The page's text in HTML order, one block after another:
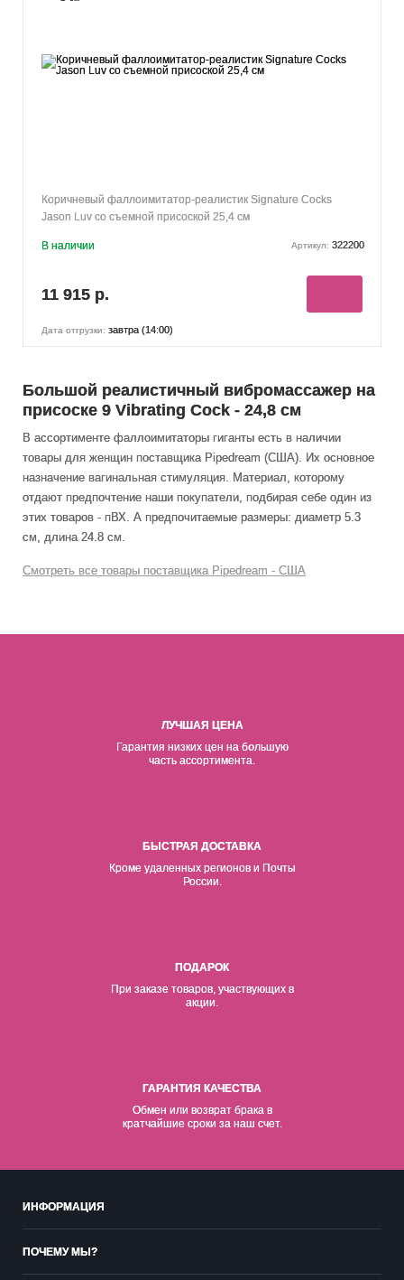
Коричневый фаллоимитатор-реалистик Signature Cocks
Jason Luv со съемной присоской 25,4 см
В наличии Артикул: 322200
11 915 р.
Дата отгрузки: завтра (14:00)
Большой реалистичный вибромассажер на
присоске 9 Vibrating Cock - 24,8 см
В ассортименте фаллоимитаторы гиганты есть в наличии
товары для женщин поставщика Pipedream (США). Их основное
назначение вагинальная стимуляция . Материал, которому
отдают предпочтение наши покупатели, подбирая себе один из
этих товаров - пВХ. А предпочитаемые размеры: диаметр 5.3
см, длина 24.8 см.
Смотреть все товары поставщика Pipedream - США
ЛУЧШАЯ ЦЕНА
Гарантия низких цен на большую
часть ассортимента.
БЫСТРАЯ ДОСТАВКА
Кроме удаленных регионов и Почты
России.
ПОДАРОК
При заказе товаров, участвующих в
акции.
ГАРАНТИЯ КАЧЕСТВА
Обмен или возврат брака в
кратчайшие сроки за наш счет.
ИНФОРМАЦИЯ
ПОЧЕМУ МЫ?